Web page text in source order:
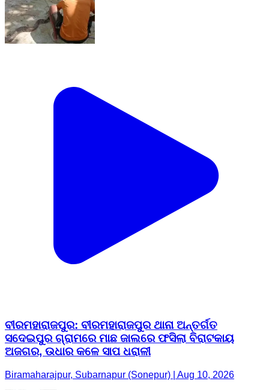
ବୀରମହାରାଜପୁର: ବୀରମହାରାଜପୁର ଥାନା ଅନ୍ତର୍ଗତ
ସଦେଇପୁର ଗ୍ରାମରେ ମାଛ ଜାଲରେ ଫସିଲା ବିରାଟକାୟ
ଅଜଗର, ଉଧାର କଳେ ସାପ ଧରାଳୀ
Biramaharajpur, Subarnapur (Sonepur) | Aug 10, 2026